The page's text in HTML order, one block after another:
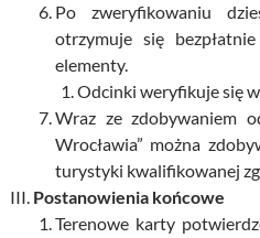
Po zweryfikowaniu
otrzymuje się bezpłatnie
elementy.
Odcinki weryfikuje się
Wraz ze zdobywaniem
Wrocławia” można
turystyki kwalifikowanej
Postanowienia końcowe
Terenowe karty